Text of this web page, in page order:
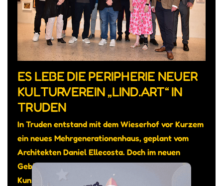
ES LEBE DIE PERIPHERIE NEUER
KULTURVEREIN „LIND.ART“ IN
TRUDEN
In Truden entstand mit dem Wieserhof vor Kurzem
ein neues Mehrgenerationenhaus, geplant vom
Architekten Daniel Ellecosta. Doch im neuen
Gebäude sollte auch genügend Platz sein für
Kunst und Kultur, so das Anliegen von